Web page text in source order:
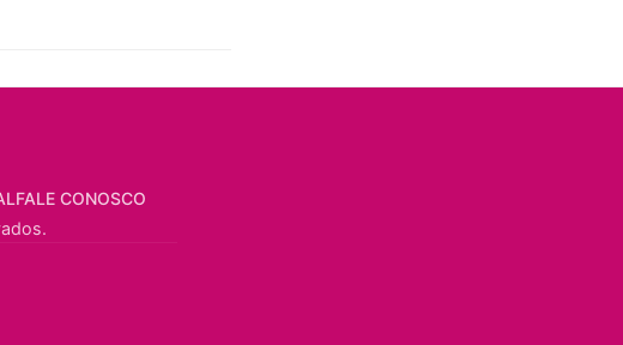
FALE CONOSCO